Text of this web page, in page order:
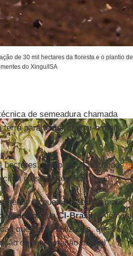
de 30 mil hectares da floresta e o plantio de
do Xingu/ISA
de semeadura chamada
terra para tentar chegar o mais
hectares, como os da bacia dorio
o uso da técnica.
do que os métodos mais
Medeiros , daCI-Brasil. "Além da
que serão utilizadas, que vai
de regeneração natural",